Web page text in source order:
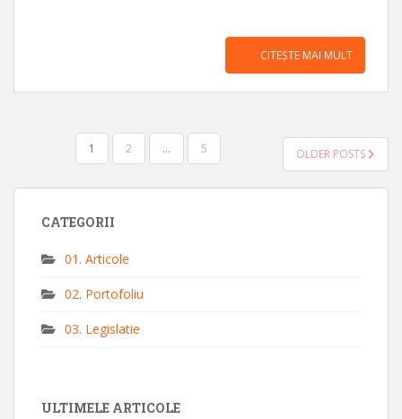
CITEȘTE MAI MULT
PAGINAȚIE
ARTICOLE
1 2 … 5 OLDER POSTS
CATEGORII
01. Articole
02. Portofoliu
03. Legislatie
ULTIMELE ARTICOLE